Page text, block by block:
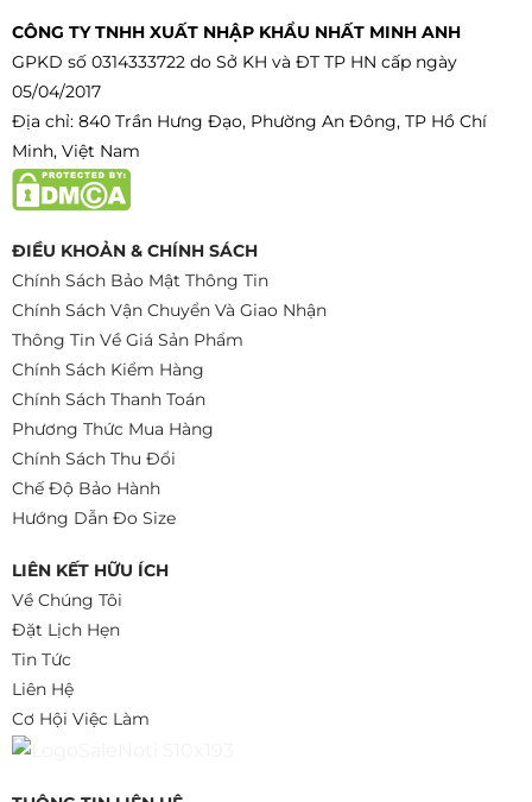
CÔNG TY TNHH XUẤT NHẬP KHẨU NHẤT MINH ANH
GPKD số 0314333722 do Sở KH và ĐT TP HN cấp ngày
05/04/2017
Địa chỉ: 840 Trần Hưng Đạo, Phường An Đông, TP Hồ Chí
Minh, Việt Nam
ĐIỀU KHOẢN & CHÍNH SÁCH
Chính Sách Bảo Mật Thông Tin
Chính Sách Vận Chuyển Và Giao Nhận
Thông Tin Về Giá Sản Phẩm
Chính Sách Kiểm Hàng
Chính Sách Thanh Toán
Phương Thức Mua Hàng
Chính Sách Thu Đổi
Chế Độ Bảo Hành
Hướng Dẫn Đo Size
LIÊN KẾT HỮU ÍCH
Về Chúng Tôi
Đặt Lịch Hẹn
Tin Tức
Liên Hệ
Cơ Hội Việc Làm